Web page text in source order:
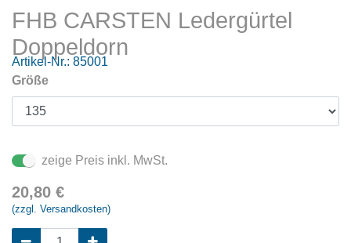
FHB CARSTEN Ledergürtel
Doppeldorn
Artikel-Nr.: 85001
Größe
zeige Preis inkl. MwSt.
20,80 €
(zzgl. Versandkosten)